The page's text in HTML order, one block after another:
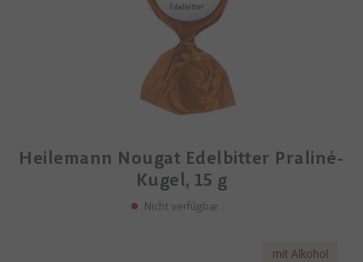
Heilemann Nougat Edelbitter Praliné-
Kugel, 15 g
Nicht verfügbar
mit Alkohol